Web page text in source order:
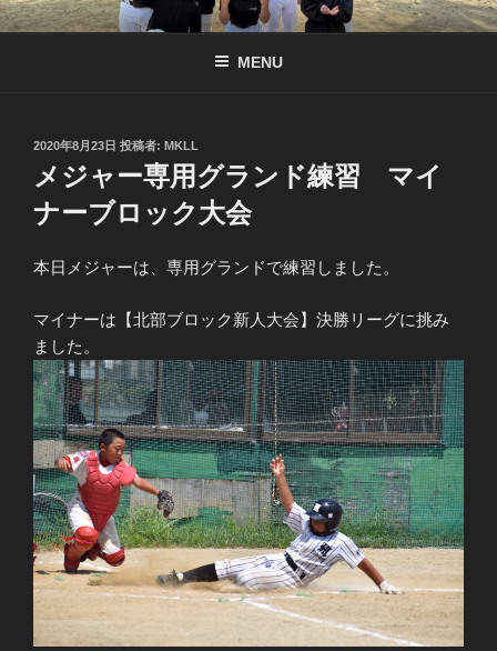
コ
ン
南京都リトル公式サイト
リトル関西連盟所属の少年硬式野球チーム
MENU
投
日:
2020年8月23日 投稿者: MKLL
メジャー専用グランド練習 マイ
ナーブロック大会
本日メジャーは、専用グランドで練習しました。
マイナーは【北部ブロック新人大会】決勝リーグに挑み
ました。